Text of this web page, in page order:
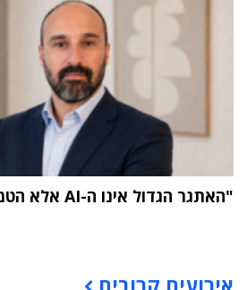
"האתגר הגדול אינו ה-AI אלא הטמעתה בארגון"
אירועים קרובים